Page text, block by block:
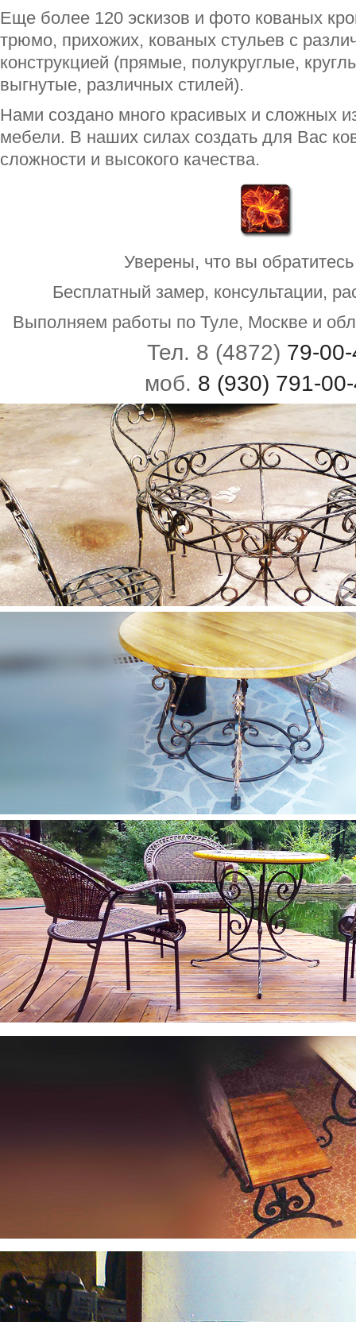
Еще более 120 эскизов и фото кованых
трюмо, прихожих, кованых стульев с
конструкцией (прямые, полукруглые,
выгнутые, различных стилей).
Нами создано много красивых и сложных
мебели. В наших силах создать для Вас
сложности и высокого качества.
Уверены, что вы
Бесплатный замер, консультации,
Выполняем работы по Туле, Москве и
Тел. 8 (4872) 79-
моб. 8 (930) 791-